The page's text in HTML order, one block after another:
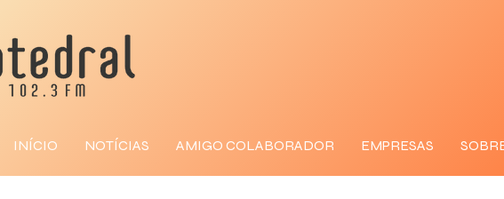
INÍCIO NOTÍCIAS AMIGO COLABORADOR EMPRESAS